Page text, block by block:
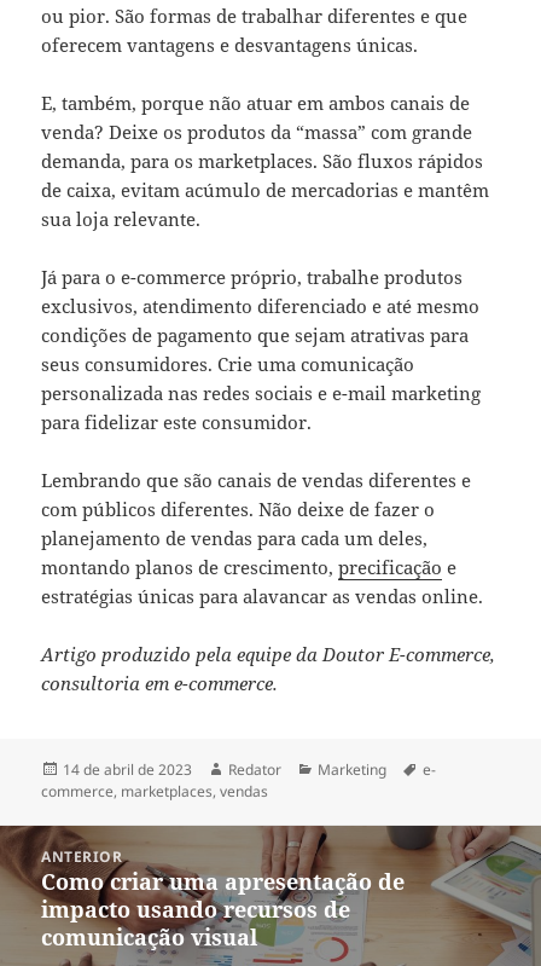
ou pior. São formas de trabalhar diferentes e que
oferecem vantagens e desvantagens únicas.
E, também, porque não atuar em ambos canais de
venda? Deixe os produtos da “massa” com grande
demanda, para os marketplaces. São fluxos rápidos
de caixa, evitam acúmulo de mercadorias e mantêm
sua loja relevante.
Já para o e-commerce próprio, trabalhe produtos
exclusivos, atendimento diferenciado e até mesmo
condições de pagamento que sejam atrativas para
seus consumidores. Crie uma comunicação
personalizada nas redes sociais e e-mail marketing
para fidelizar este consumidor.
Lembrando que são canais de vendas diferentes e
com públicos diferentes. Não deixe de fazer o
planejamento de vendas para cada um deles,
montando planos de crescimento,precificação e
estratégias únicas para alavancar as vendas online.
Artigo produzido pela equipe da Doutor E-commerce,
consultoria em e-commerce.
Publicado
em
14 de abril de 2023 Autor
Redator Categorias
Marketing Tags
e-
commerce, marketplaces,vendas
Navegação
de
Post
ANTERIOR
Post
anterior:
Como criar uma apresentação de
impacto usando recursos de
comunicação visual